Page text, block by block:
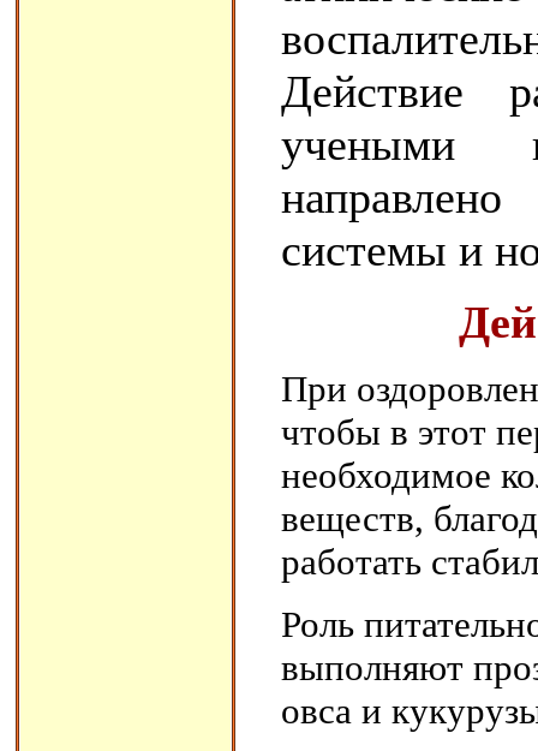
Действие
учеными
системы и
При
чтобы в этот
необходимое
веществ,
работать
Роль
выполняют
овса и